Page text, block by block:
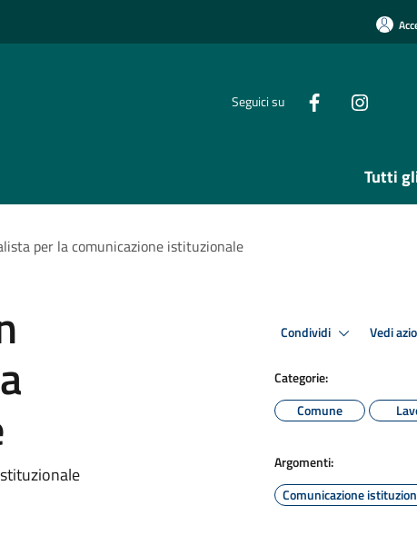
Seguici su
Tutti
per la comunicazione istituzionale
Condividi Vedi
Categorie:
Comune
Argomenti:
Comunicazione